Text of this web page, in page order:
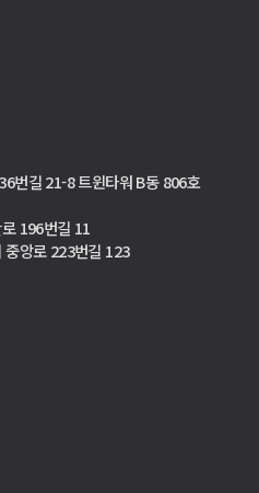
번길 21-8 트윈타워 B동 806호
196번길 11
중앙로 223번길 123